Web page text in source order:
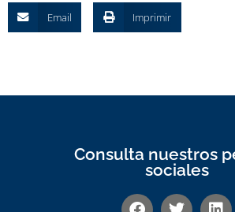
Email Imprimir
Consulta nuestros
sociales